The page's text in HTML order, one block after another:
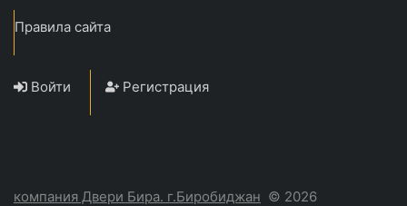
Правила сайта
Войти Регистрация
компания Двери Бира. г.Биробиджан © 2026